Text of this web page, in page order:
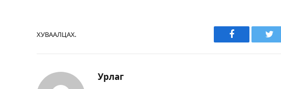
ХУВААЛЦАХ.
Facebook
Урлаг